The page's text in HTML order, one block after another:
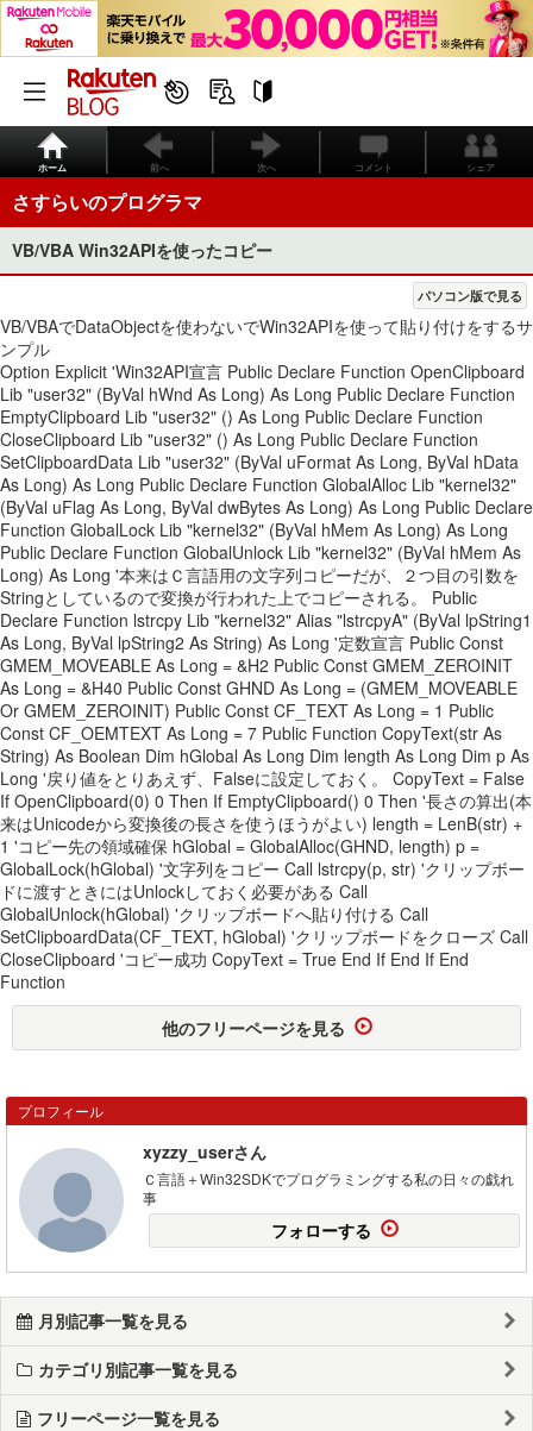
ホーム 前へ 次へ コメント シェア
さすらいのプログラマ
VB/VBA Win32APIを使ったコピー
パソコン版で見る
VB/VBAでDataObjectを使わないでWin32APIを使って貼り付けをするサ
ンプル
Option Explicit 'Win32API宣言 Public Declare Function OpenClipboard
Lib "user32" (ByVal hWnd As Long) As Long Public Declare Function
EmptyClipboard Lib "user32" () As Long Public Declare Function
CloseClipboard Lib "user32" () As Long Public Declare Function
SetClipboardData Lib "user32" (ByVal uFormat As Long, ByVal hData
As Long) As Long Public Declare Function GlobalAlloc Lib "kernel32"
(ByVal uFlag As Long, ByVal dwBytes As Long) As Long Public Declare
Function GlobalLock Lib "kernel32" (ByVal hMem As Long) As Long
Public Declare Function GlobalUnlock Lib "kernel32" (ByVal hMem As
Long) As Long '本来はＣ言語用の文字列コピーだが、２つ目の引数を
Stringとしているので変換が行われた上でコピーされる。 Public
Declare Function lstrcpy Lib "kernel32" Alias "lstrcpyA" (ByVal lpString1
As Long, ByVal lpString2 As String) As Long '定数宣言 Public Const
GMEM_MOVEABLE As Long = &H2 Public Const GMEM_ZEROINIT
As Long = &H40 Public Const GHND As Long = (GMEM_MOVEABLE
Or GMEM_ZEROINIT) Public Const CF_TEXT As Long = 1 Public
Const CF_OEMTEXT As Long = 7 Public Function CopyText(str As
String) As Boolean Dim hGlobal As Long Dim length As Long Dim p As
Long '戻り値をとりあえず、Falseに設定しておく。 CopyText = False
If OpenClipboard(0) 0 Then If EmptyClipboard() 0 Then '長さの算出(本
来はUnicodeから変換後の長さを使うほうがよい) length = LenB(str) +
1 'コピー先の領域確保 hGlobal = GlobalAlloc(GHND, length) p =
GlobalLock(hGlobal) '文字列をコピー Call lstrcpy(p, str) 'クリップボー
ドに渡すときにはUnlockしておく必要がある Call
GlobalUnlock(hGlobal) 'クリップボードへ貼り付ける Call
SetClipboardData(CF_TEXT, hGlobal) 'クリップボードをクローズ Call
CloseClipboard 'コピー成功 CopyText = True End If End If End
Function
他のフリーページを見る
プロフィール
xyzzy_userさん
Ｃ言語＋Win32SDKでプログラミングする私の日々の戯れ
事
フォローする
月別記事一覧を見る
カテゴリ別記事一覧を見る
フリーページ一覧を見る